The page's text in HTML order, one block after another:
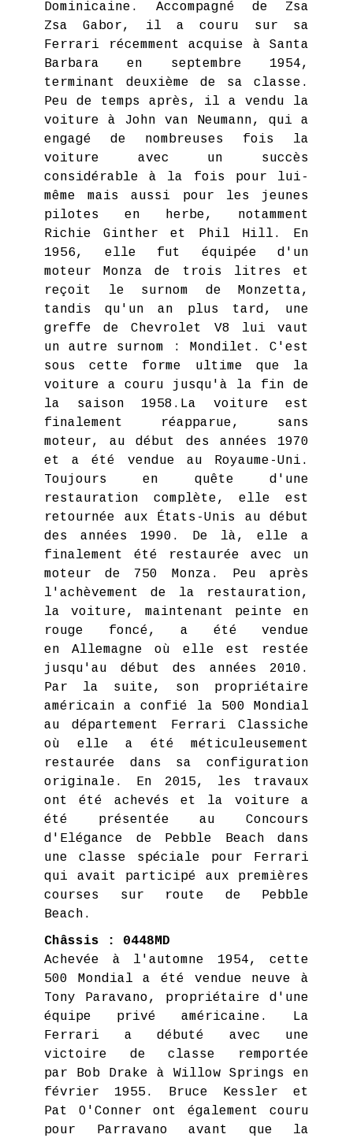
Dominicaine. Accompagné de Zsa
Zsa Gabor, il a couru sur sa
Ferrari récemment acquise à Santa
Barbara en septembre 1954,
terminant deuxième de sa classe.
Peu de temps après, il a vendu la
voiture à John van Neumann, qui a
engagé de nombreuses fois la
voiture avec un succès
considérable à la fois pour lui-
même mais aussi pour les jeunes
pilotes en herbe, notamment
Richie Ginther et Phil Hill. En
1956, elle fut équipée d'un
moteur Monza de trois litres et
reçoit le surnom de Monzetta,
tandis qu'un an plus tard, une
greffe de Chevrolet V8 lui vaut
un autre surnom : Mondilet. C'est
sous cette forme ultime que la
voiture a couru jusqu'à la fin de
la saison 1958.La voiture est
finalement réapparue, sans
moteur, au début des années 1970
et a été vendue au Royaume-Uni.
Toujours en quête d'une
restauration complète, elle est
retournée aux États-Unis au début
des années 1990. De là, elle a
finalement été restaurée avec un
moteur de 750 Monza. Peu après
l'achèvement de la restauration,
la voiture, maintenant peinte en
rouge foncé, a été vendue
en Allemagne où elle est restée
jusqu'au début des années 2010.
Par la suite, son propriétaire
américain a confié la 500 Mondial
au département Ferrari Classiche
où elle a été méticuleusement
restaurée dans sa configuration
originale. En 2015, les travaux
ont été achevés et la voiture a
été présentée au Concours
d'Elégance de Pebble Beach dans
une classe spéciale pour Ferrari
qui avait participé aux premières
courses sur route de Pebble
Beach.
Châssis : 0448MD
Achevée à l'automne 1954, cette
500 Mondial a été vendue neuve à
Tony Paravano, propriétaire d'une
équipe privé américaine. La
Ferrari a débuté avec une
victoire de classe remportée
par Bob Drake à Willow Springs en
février 1955. Bruce Kessler et
Pat O'Conner ont également couru
pour Parravano avant que la